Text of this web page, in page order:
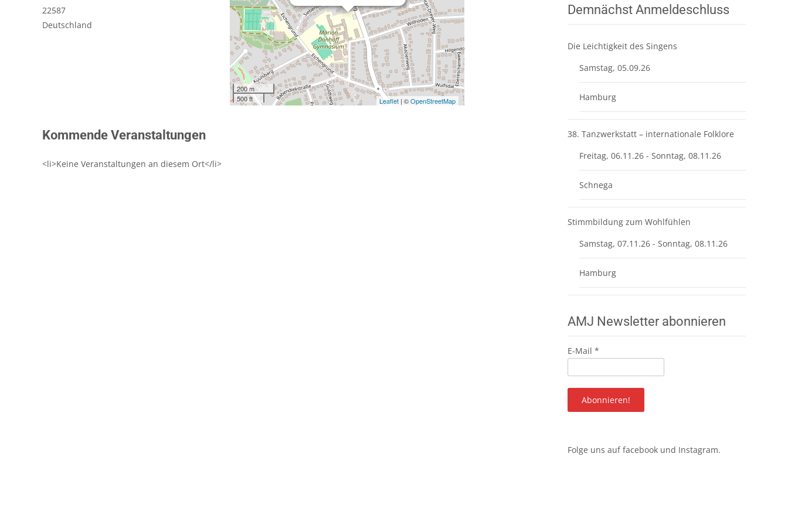
200 m
500 ft
Leaflet | ©OpenStreetMap
22587
Deutschland
Kommende Veranstaltungen
<li>Keine Veranstaltungen an diesem Ort</li>
Demnächst Anmeldeschluss
Die Leichtigkeit des Singens
Samstag, 05.09.26
Hamburg
38. Tanzwerkstatt – internationale Folklore
Freitag, 06.11.26 - Sonntag, 08.11.26
Schnega
Stimmbildung zum Wohlfühlen
Samstag, 07.11.26 - Sonntag, 08.11.26
Hamburg
AMJ Newsletter abonnieren
E-Mail *
Folge uns auffacebook und Instagram.